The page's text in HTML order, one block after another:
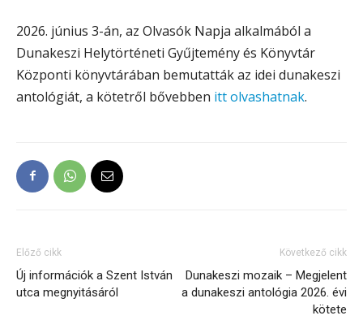
2026. június 3-án, az Olvasók Napja alkalmából a
Dunakeszi Helytörténeti Gyűjtemény és Könyvtár
Központi könyvtárában bemutatták az idei dunakeszi
antológiát, a kötetről bővebben itt olvashatnak.
Előző cikk
Új információk a Szent István
utca megnyitásáról
Következő cikk
Dunakeszi mozaik – Megjelent
a dunakeszi antológia 2026. évi
kötete